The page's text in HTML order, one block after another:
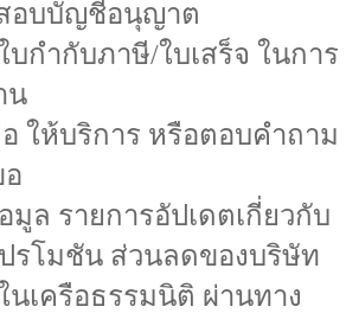
อบบัญชีอนุญาต
กำกับภาษี/ใบเสร็จ ในการ
น
ให้บริการ หรือตอบคำถาม
ล รายการอัปเดตเกี่ยวกับ
รโมชัน ส่วนลดของบริษัท
เครือธรรมนิติ ผ่านทาง